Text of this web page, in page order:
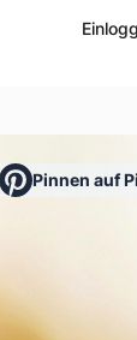
Pinnen auf